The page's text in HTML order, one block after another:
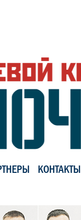
КОНТАКТЫ